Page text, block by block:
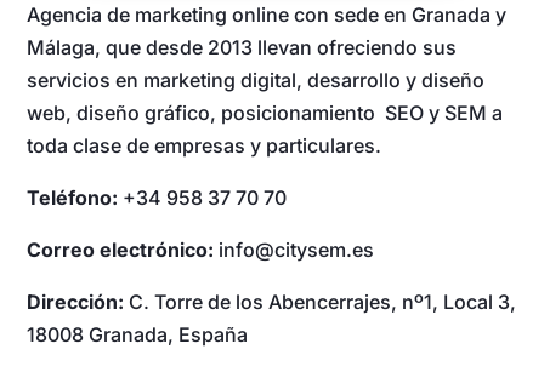
Agencia de marketing online con sede en Granada y
Málaga, que desde 2013 llevan ofreciendo sus
servicios en marketing digital, desarrollo y diseño
web, diseño gráfico, posicionamiento SEO y SEM a
toda clase de empresas y particulares.
Teléfono: +34 958 37 70 70
Correo electrónico: info@citysem.es
Dirección: C. Torre de los Abencerrajes, nº1, Local 3,
18008 Granada, España